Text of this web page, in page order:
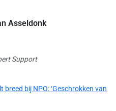
Asseldonk
Support
bij NPO: ‘Geschrokken van